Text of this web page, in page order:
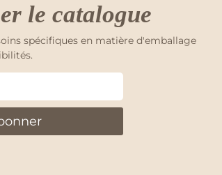
le catalogue
spécifiques en matière d'emballage